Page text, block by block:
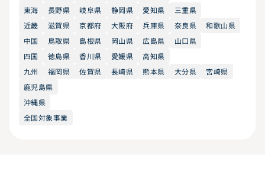
東海
長野県 岐阜県 静岡県 愛知県
三重県
近畿
滋賀県 京都府 大阪府 兵庫県 奈良県
和歌山県
中国
鳥取県 島根県 岡山県 広島県
山口県
四国
徳島県 香川県 愛媛県
高知県
九州
福岡県 佐賀県 長崎県 熊本県 大分県
宮崎県
鹿児島県
沖縄県
全国対象事業